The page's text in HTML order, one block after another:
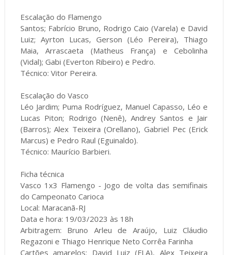
Escalação do Flamengo
Santos; Fabrício Bruno, Rodrigo Caio (Varela) e David
Luiz; Ayrton Lucas, Gerson (Léo Pereira), Thiago
Maia, Arrascaeta (Matheus França) e Cebolinha
(Vidal); Gabi (Everton Ribeiro) e Pedro.
Técnico: Vitor Pereira.
Escalação do Vasco
Léo Jardim; Puma Rodríguez, Manuel Capasso, Léo e
Lucas Piton; Rodrigo (Nenê), Andrey Santos e Jair
(Barros); Alex Teixeira (Orellano), Gabriel Pec (Erick
Marcus) e Pedro Raul (Eguinaldo).
Técnico: Maurício Barbieri.
Ficha técnica
Vasco 1x3 Flamengo - Jogo de volta das semifinais
do Campeonato Carioca
Local: Maracanã-RJ
Data e hora: 19/03/2023 às 18h
Arbitragem: Bruno Arleu de Araújo, Luiz Cláudio
Regazoni e Thiago Henrique Neto Corrêa Farinha
Cartões amarelos: David Luiz (FLA), Alex Teixeira